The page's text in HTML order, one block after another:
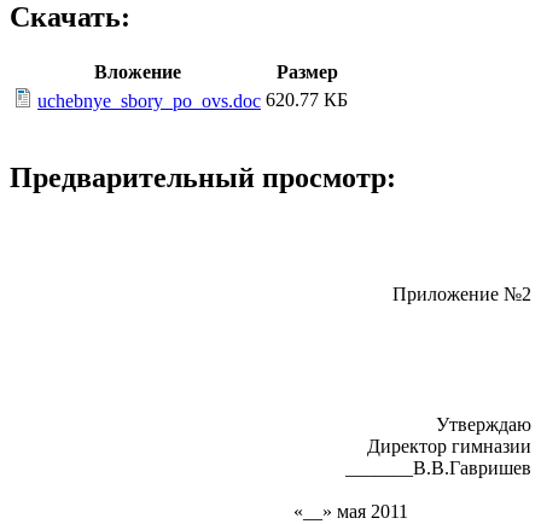
Скачать:
Вложение
Размер
uchebnye_sbory_po_ovs.doc 620.77 КБ
Предварительный просмотр:
Приложение №2
Утверждаю
Директор гимназии
_______В.В.Гавришев
«__» мая 2011